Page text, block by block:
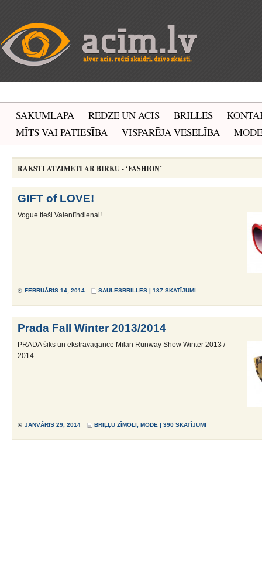
SĀKUMLAPA REDZE UN ACIS BRILLES
MĪTS VAI PATIESĪBA
VISPĀRĒJĀ VESELĪBA MODE
RAKSTI ATZĪMĒTI AR BIRKU - ‘FASHION’
GIFT of LOVE!
Vogue tieši Valentīndienai!
FEBRUĀRIS 14, 2014 SAULESBRILLES | 187 SKATĪJUMI
Prada Fall Winter 2013/2014
PRADA šiks un ekstravagance Milan Runway Show Winter 2013 /
2014
JANVĀRIS 29, 2014 BRIĻĻU ZĪMOLI MODE | 390 SKATĪJUMI